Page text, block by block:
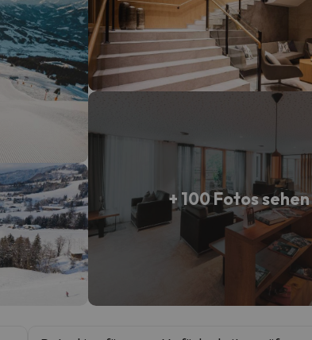
Ziel zu ändern.
er zurück sein.
+ 100 Fotos sehen